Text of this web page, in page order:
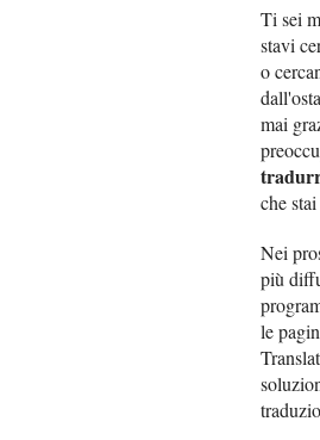
Ti sei
stavi
o
mai
che
Nei
più
le